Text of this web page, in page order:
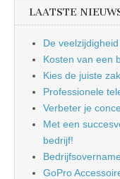
LAATSTE
De
Kosten van een
Kies de juiste
Professionele
Verbeter je
Met een
bedrijf!
GoPro